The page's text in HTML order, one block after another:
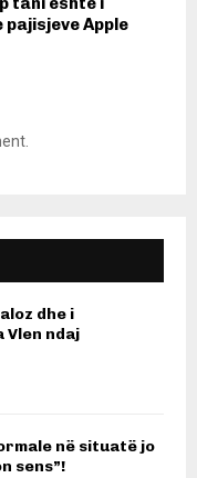
Apple
dhe i
Vlen ndaj
në situatë jo
sens”!